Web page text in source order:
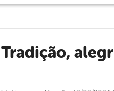
Tradição,